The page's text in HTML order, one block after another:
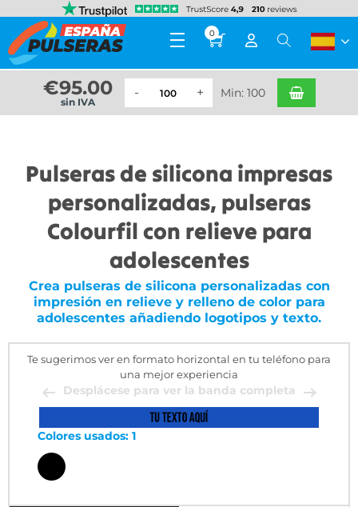
0
€95.00
sin IVA
Min: 100
Pulseras de silicona impresas
personalizadas, pulseras
Colourfil con relieve para
adolescentes
Crea pulseras de silicona personalizadas con
impresión en relieve y relleno de color para
adolescentes añadiendo logotipos y texto.
Te sugerimos ver en formato horizontal en tu teléfono para
una mejor experiencia
Desplácese para ver la banda completa
Colores usados: 1